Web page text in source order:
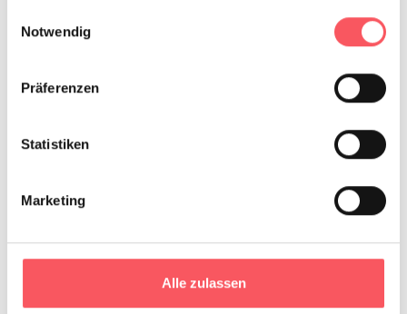
Notwendig
Präferenzen
Statistiken
Marketing
Alle zulassen